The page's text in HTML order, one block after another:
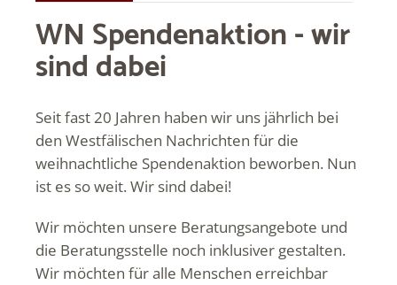
WN Spendenaktion - wir
sind dabei
Seit fast 20 Jahren haben wir uns jährlich bei
den Westfälischen Nachrichten für die
weihnachtliche Spendenaktion beworben. Nun
ist es so weit. Wir sind dabei!
Wir möchten unsere Beratungsangebote und
die Beratungsstelle noch inklusiver gestalten.
Wir möchten für alle Menschen erreichbar